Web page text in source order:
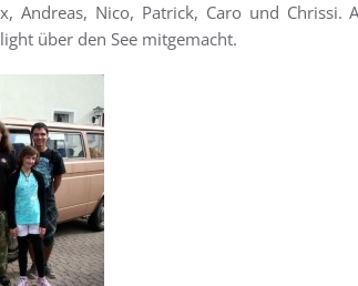
Andreas, Nico, Patrick, Caro und Chrissi.
über den See mitgemacht.